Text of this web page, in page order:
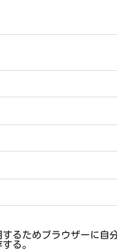
るためブラウザーに自
る。